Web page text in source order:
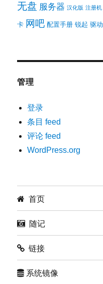
无盘 服务器 汉化版 注册机
卡 网吧 配置手册 锐起 驱动
管理
登录
条目 feed
评论 feed
WordPress.org
首页
随记
链接
系统镜像